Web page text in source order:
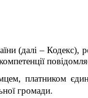
(далі – Кодекс),
платником
громади.